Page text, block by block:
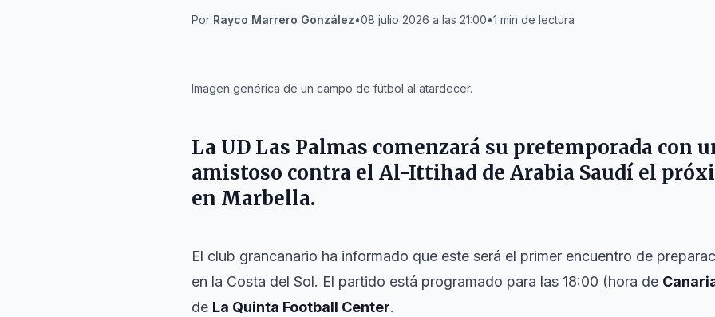
Por Rayco Marrero González•08 julio 2026 a las 21:00•1 min de lectura
Imagen genérica de un campo de fútbol al atardecer.
La UD Las Palmas comenzará su pretemporada con
amistoso contra el Al-Ittihad de Arabia Saudí el
en Marbella.
El club grancanario ha informado que este será el primer encuentro de
en la Costa del Sol. El partido está programado para las 18:00 (hora de
de La Quinta Football Center.